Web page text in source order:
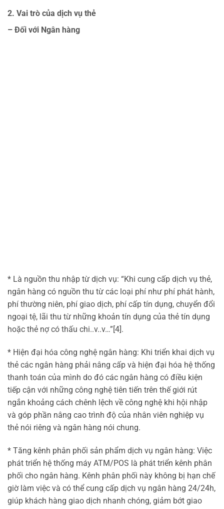
2. Vai trò của dịch vụ thẻ
– Đối với Ngân hàng
* Là nguồn thu nhập từ dịch vụ: “Khi cung cấp dịch vụ thẻ,
ngân hàng có nguồn thu từ các loại phí như phí phát hành,
phí thường niên, phí giao dịch, phí cấp tín dụng, chuyển đổi
ngoại tệ, lãi thu từ những khoản tín dụng của thẻ tín dụng
hoặc thẻ nợ có thấu chi..v..v…”[4].
* Hiện đại hóa công nghệ ngân hàng: Khi triển khai dịch vụ
thẻ các ngân hàng phải nâng cấp và hiện đại hóa hệ thống
thanh toán của mình do đó các ngân hàng có điều kiện
tiếp cận với những công nghệ tiên tiến trên thế giới rút
ngắn khoảng cách chênh lệch về công nghệ khi hội nhập
và góp phần nâng cao trình độ của nhân viên nghiệp vụ
thẻ nói riêng và ngân hàng nói chung.
* Tăng kênh phân phối sản phẩm dịch vụ ngân hàng: Việc
phát triển hệ thống máy ATM/POS là phát triển kênh phân
phối cho ngân hàng. Kênh phân phối này không bị hạn chế
giờ làm việc và có thể cung cấp dịch vụ ngân hàng 24/24h,
giúp khách hàng giao dịch nhanh chóng, giảm bớt giao